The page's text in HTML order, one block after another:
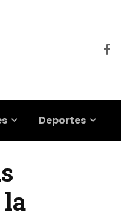
Deportes